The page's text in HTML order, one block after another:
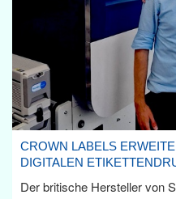
CROWN LABELS
DIGITALEN
Der britische Hersteller von